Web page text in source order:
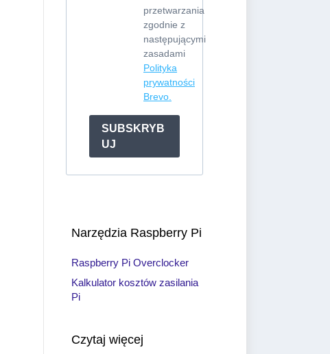
przetwarzania
zgodnie z
następującymi
zasadami
Polityka
prywatności
Brevo.
SUBSKRYB
UJ
Narzędzia Raspberry Pi
Raspberry Pi Overclocker
Kalkulator kosztów zasilania
Pi
Czytaj więcej